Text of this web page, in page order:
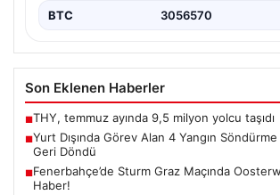
BTC 3056570
Son Eklenen Haberler
■THY, temmuz ayında 9,5 milyon yolcu taşıdı
■Yurt Dışında Görev Alan 4 Yangın Söndürme
Geri Döndü
■Fenerbahçe’de Sturm Graz Maçında
Haber!